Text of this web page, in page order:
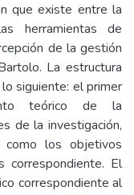
que existe entre la
herramientas de
de la gestión
La estructura
siguiente: el primer
teórico de la
de la investigación,
los objetivos
correspondiente. El
correspondiente al